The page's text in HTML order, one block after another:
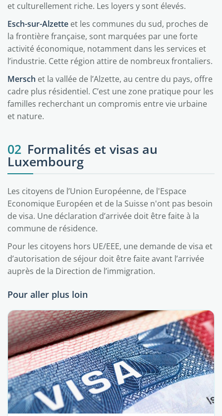
et culturellement riche. Les loyers y sont élevés.
Esch-sur-Alzette et les communes du sud, proches de
la frontière française, sont marquées par une forte
activité économique, notamment dans les services et
l’industrie. Cette région attire de nombreux frontaliers.
Mersch et la vallée de l’Alzette, au centre du pays, offre
cadre plus résidentiel. C’est une zone pratique pour les
familles recherchant un compromis entre vie urbaine
et nature.
02 Formalités et visas au
Luxembourg
Les citoyens de l’Union Européenne, de l'Espace
Economique Européen et de la Suisse n'ont pas besoin
de visa. Une déclaration d’arrivée doit être faite à la
commune de résidence.
Pour les citoyens hors UE/EEE, une demande de visa et
d’autorisation de séjour doit être faite avant l’arrivée
auprès de la Direction de l’immigration.
Pour aller plus loin